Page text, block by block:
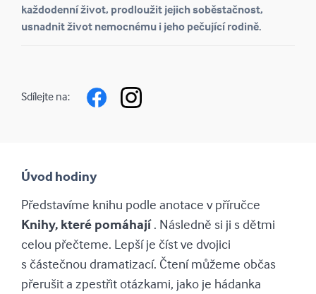
každodenní život, prodloužit jejich soběstačnost,
usnadnit život nemocnému i jeho pečující rodině.
Sdílejte na:
Úvod hodiny
Představíme knihu podle anotace v příručce
Knihy, které pomáhají. Následně si ji s dětmi
celou přečteme. Lepší je číst ve dvojici
s částečnou dramatizací. Čtení můžeme občas
přerušit a zpestřit otázkami, jako je hádanka